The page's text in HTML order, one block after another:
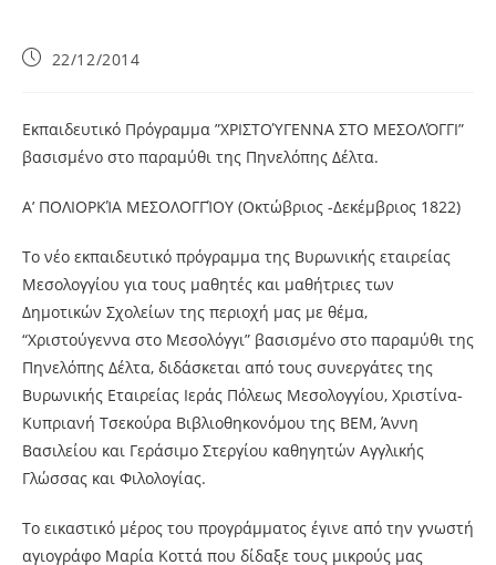
22/12/2014
Εκπαιδευτικό Πρόγραμμα ”ΧΡΙΣΤΟΎΓΕΝΝΑ ΣΤΟ ΜΕΣΟΛΌΓΓΙ”
βασισμένο στο παραμύθι της Πηνελόπης Δέλτα.
Α’ ΠΟΛΙΟΡΚΊΑ ΜΕΣΟΛΟΓΓΊΟΥ (Οκτώβριος -Δεκέμβριος 1822)
Το νέο εκπαιδευτικό πρόγραμμα της Βυρωνικής εταιρείας
Μεσολογγίου για τους μαθητές και μαθήτριες των
Δημοτικών Σχολείων της περιοχή μας με θέμα,
“Χριστούγεννα στο Μεσολόγγι” βασισμένο στο παραμύθι της
Πηνελόπης Δέλτα, διδάσκεται από τους συνεργάτες της
Βυρωνικής Εταιρείας Ιεράς Πόλεως Μεσολογγίου, Χριστίνα-
Κυπριανή Τσεκούρα Βιβλιοθηκονόμου της ΒΕΜ, Άννη
Βασιλείου και Γεράσιμο Στεργίου καθηγητών Αγγλικής
Γλώσσας και Φιλολογίας.
Το εικαστικό μέρος του προγράμματος έγινε από την γνωστή
αγιογράφο Μαρία Κοττά που δίδαξε τους μικρούς μας